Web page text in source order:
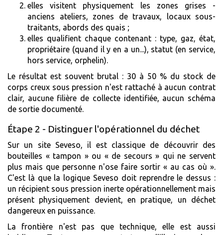
elles visitent physiquement les zones grises -
anciens ateliers, zones de travaux, locaux sous-
traitants, abords des quais ;
elles qualifient chaque contenant : type, gaz, état,
propriétaire (quand il y en a un...), statut (en service,
hors service, orphelin).
Le résultat est souvent brutal : 30 à 50 % du stock de
corps creux sous pression n'est rattaché à aucun contrat
clair, aucune filière de collecte identifiée, aucun schéma
de sortie documenté.
Étape 2 - Distinguer l'opérationnel du déchet
Sur un site Seveso, il est classique de découvrir des
bouteilles « tampon » ou « de secours » qui ne servent
plus mais que personne n'ose faire sortir « au cas où ».
C'est là que la logique Seveso doit reprendre le dessus :
un récipient sous pression inerte opérationnellement mais
présent physiquement devient, en pratique, un déchet
dangereux en puissance.
La frontière n'est pas que technique, elle est aussi